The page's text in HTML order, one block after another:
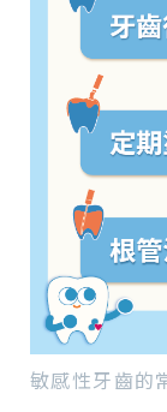
敏感性牙齒的